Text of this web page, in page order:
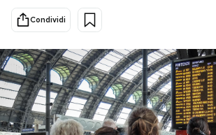
Cultura
Economia
Sport
PODCAST
Condividi